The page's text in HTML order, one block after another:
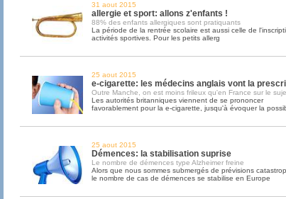
31 aout 2015
allergie et sport: allons z'enfants !
88% des enfants allergiques sont pratiquants
La période de la rentrée scolaire est aussi celle de
activités sportives. Pour les petits allerg
25 aout 2015
e-cigarette: les médecins anglais vont la
Outre Manche, on est moins frileux qu'en France sur le
Les autorités britanniques viennent de se prononcer
favorablement pour la e-cigarette, jusqu'à évoquer la
25 aout 2015
Démences: la stabilisation suprise
Le nombre de démences type Alzheimer freine
Alors que nous sommes submergés de prévisions
le nombre de cas de démences se stabilise en Europe